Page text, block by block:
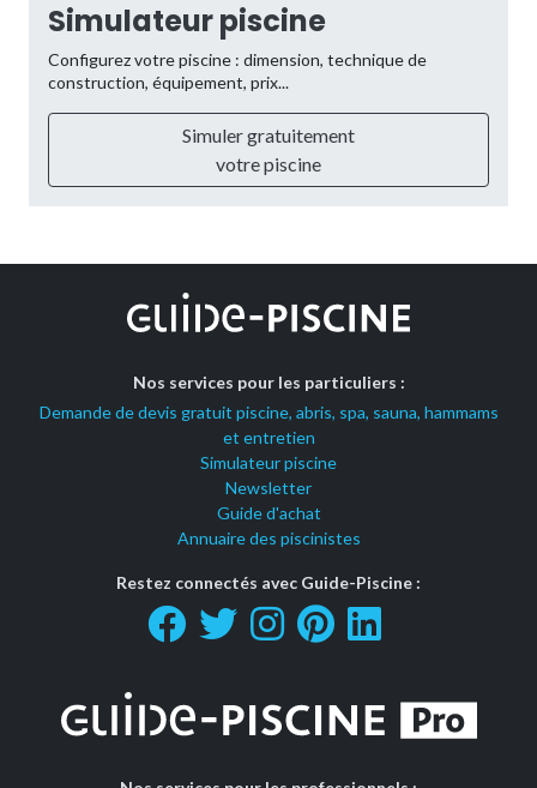
Simulateur piscine
Configurez votre piscine : dimension, technique de
construction, équipement, prix...
Simuler gratuitement
votre piscine
Nos services pour les particuliers :
Demande de devis gratuit piscine, abris, spa, sauna, hammams
et entretien
Simulateur piscine
Newsletter
Guide d'achat
Annuaire des piscinistes
Restez connectés avec Guide-Piscine :